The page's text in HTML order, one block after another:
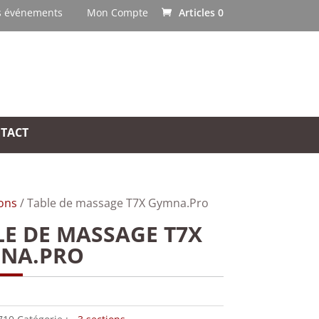
événements Mon Compte Articles 0
/ Table de massage T7X Gymna.Pro
DE MASSAGE T7X